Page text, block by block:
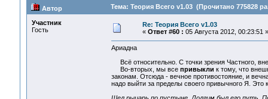
Автор Тема: Теория Всего v1.03 (Прочитано 775828
Участник
Гость
Re: Теория Всего v1.03
« Ответ #60 : 05 Августа 2012, 00:23:51 »
Ариадна
Всё относительно. С точки зрения Частного,
Во-вторых, мы все привыкли к тому, что
законам. Отсюда - вечное противостояние, и
надо выйти за пределы своего привычного Я. Это